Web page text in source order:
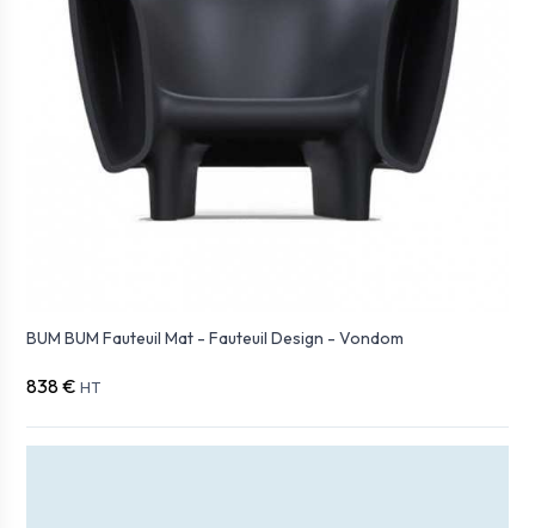
BUM BUM Fauteuil Mat - Fauteuil Design - Vondom
838 € HT